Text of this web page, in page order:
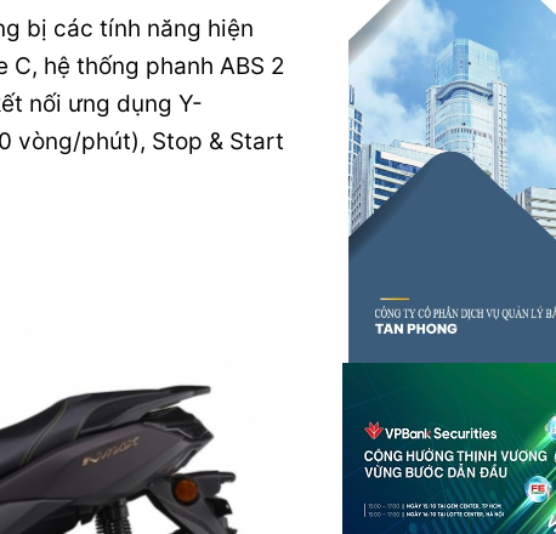
bị các tính năng hiện
C, hệ thống phanh ABS 2
nối ưng dụng Y-
vòng/phút), Stop & Start